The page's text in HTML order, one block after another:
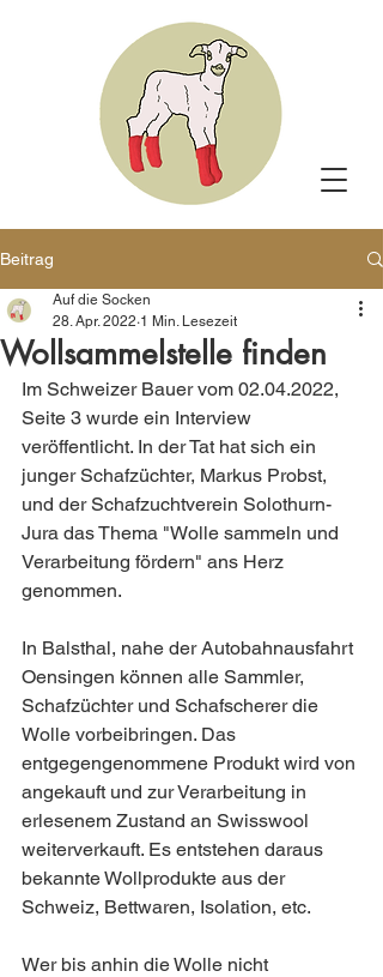
Beitrag
Wollsammelstelle finden
Auf die Socken
28. Apr. 2022 1 Min. Lesezeit
Im Schweizer Bauer vom 02.04.2022,
Seite 3 wurde ein Interview
veröffentlicht. In der Tat hat sich ein
junger Schafzüchter, Markus Probst,
und der Schafzuchtverein Solothurn-
Jura das Thema "Wolle sammeln und
Verarbeitung fördern" ans Herz
genommen.
In Balsthal, nahe der Autobahnausfahrt
Oensingen können alle Sammler,
Schafzüchter und Schafscherer die
Wolle vorbeibringen. Das
entgegengenommene Produkt wird von
angekauft und zur Verarbeitung in
erlesenem Zustand an Swisswool
weiterverkauft. Es entstehen daraus
bekannte Wollprodukte aus der
Schweiz, Bettwaren, Isolation, etc.
Wer bis anhin die Wolle nicht